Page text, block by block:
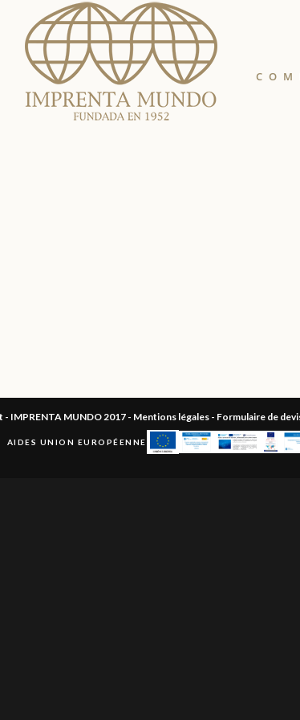
IMPRENTA MUNDO 2017 - Mentions légales - Formulaire de
AIDES UNION EUROPÉENNE